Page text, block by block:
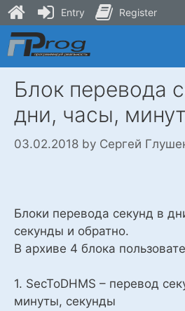
Skip
to
content
Блок перевода
дни, часы,
03.02.2018 by Сергей
Блоки перевода секунд в
секунды и обратно.
В архиве 4 блока
1. SecToDHMS – перевод
минуты, секунды
Entry Register